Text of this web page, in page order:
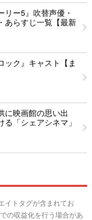
リー5』吹替声優・
あらすじ一覧【最新
ック』キャスト【ま
に映画館の思い出
る「シェアシネマ」
イトタグが含まれてお
の収益化を行う場合があ